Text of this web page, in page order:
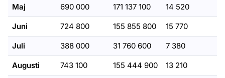
Maj 690 000 171 137 100 14 520
Juni 724 800 155 855 800 15 770
Juli 388 000 31 760 600 7 380
Augusti 743 100 155 444 900 13 210